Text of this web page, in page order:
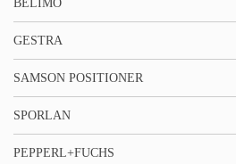
BELIMO
GESTRA
SAMSON POSITIONER
SPORLAN
PEPPERL+FUCHS